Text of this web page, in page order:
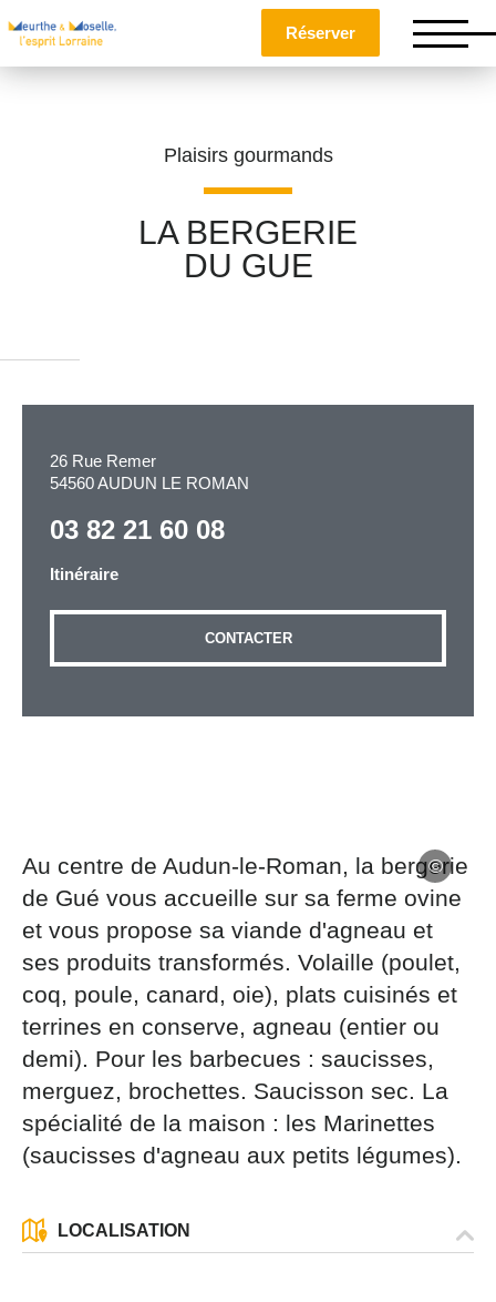
Réserver
Plaisirs gourmands
LA BERGERIE
DU GUE
26 Rue Remer
54560 AUDUN LE ROMAN
03 82 21 60 08
Itinéraire
CONTACTER
Au centre de Audun-le-Roman, la bergerie
de Gué vous accueille sur sa ferme ovine
et vous propose sa viande d'agneau et
ses produits transformés. Volaille (poulet,
coq, poule, canard, oie), plats cuisinés et
terrines en conserve, agneau (entier ou
demi). Pour les barbecues : saucisses,
merguez, brochettes. Saucisson sec. La
spécialité de la maison : les Marinettes
(saucisses d'agneau aux petits légumes).
LOCALISATION
Téléphone
Adresse email
Les informations recueillies à partir de ce formulaire
sont nécessaires au traitement de votre demande (sauf
mention contraire). Vous disposez d’un droit d’accès,
de rectification et d’opposition aux données vous
concernant, que vous pouvez exercer en adressant une
par courrier signé accompagné de la copie d’un titre
d’identité à l’adresse suivante : Meurthe & Moselle
Tourisme - 48 esplanade Jacques-Baudot CO 90019
54035 NANCY cedex
reCAPTCHA